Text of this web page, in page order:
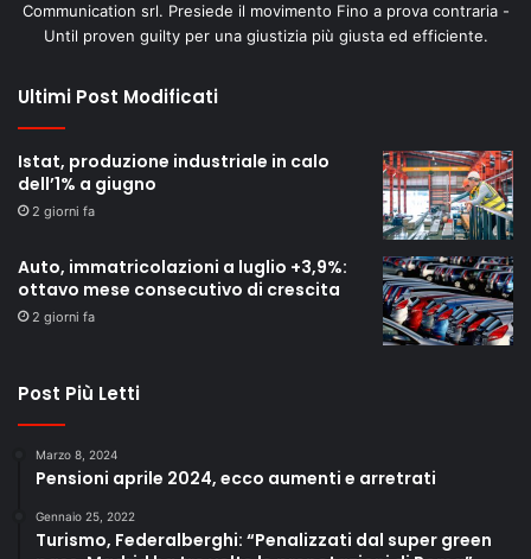
Communication srl. Presiede il movimento Fino a prova contraria -
Until proven guilty per una giustizia più giusta ed efficiente.
Ultimi Post Modificati
Istat, produzione industriale in calo
dell’1% a giugno
2 giorni fa
Auto, immatricolazioni a luglio +3,9%:
ottavo mese consecutivo di crescita
2 giorni fa
Post Più Letti
Marzo 8, 2024
Pensioni aprile 2024, ecco aumenti e arretrati
Gennaio 25, 2022
Turismo, Federalberghi: “Penalizzati dal super green